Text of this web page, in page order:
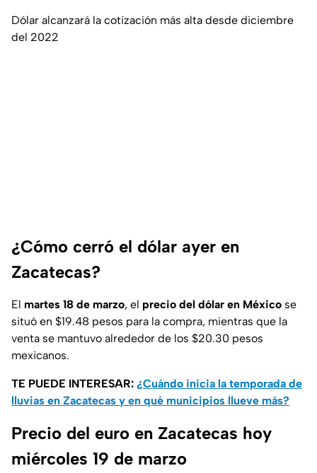
Dólar alcanzará la cotización más alta desde diciembre
del 2022
¿Cómo cerró el dólar ayer en
Zacatecas?
El martes 18 de marzo, el precio del dólar en México se
situó en $19.48 pesos para la compra, mientras que la
venta se mantuvo alrededor de los $20.30 pesos
mexicanos.
TE PUEDE INTERESAR: ¿Cuándo inicia la temporada de
lluvias en Zacatecas y en qué municipios llueve más?
Precio del euro en Zacatecas hoy
miércoles 19 de marzo